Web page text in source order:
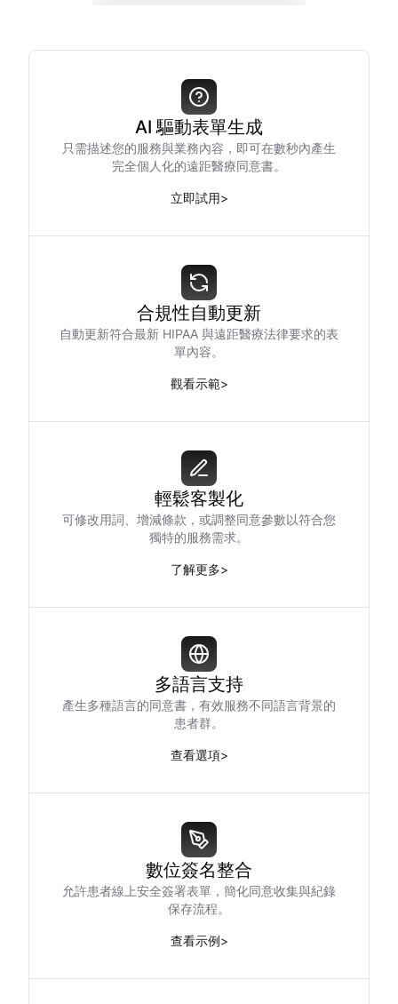
AI 驅動表單生成
只需描述您的服務與業務內容，即可在數秒內產生
完全個人化的遠距醫療同意書。
立即試用>
合規性自動更新
自動更新符合最新 HIPAA 與遠距醫療法律要求的表
單內容。
觀看示範>
輕鬆客製化
可修改用詞、增減條款，或調整同意參數以符合您
獨特的服務需求。
了解更多>
多語言支持
產生多種語言的同意書，有效服務不同語言背景的
患者群。
查看選項>
數位簽名整合
允許患者線上安全簽署表單，簡化同意收集與紀錄
保存流程。
查看示例>